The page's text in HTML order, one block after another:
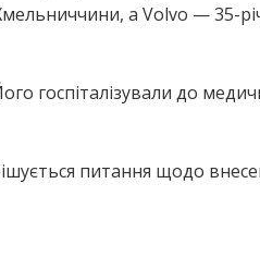
а Volvo — 35-
госпіталізували до
питання щодо